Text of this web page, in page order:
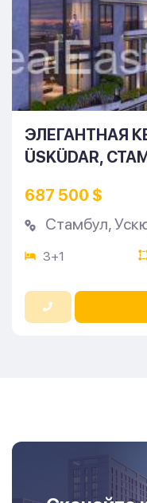
ЭЛЕГАНТНАЯ
ÜSKÜDAR,
687 500 $
Стамбул,
3+1